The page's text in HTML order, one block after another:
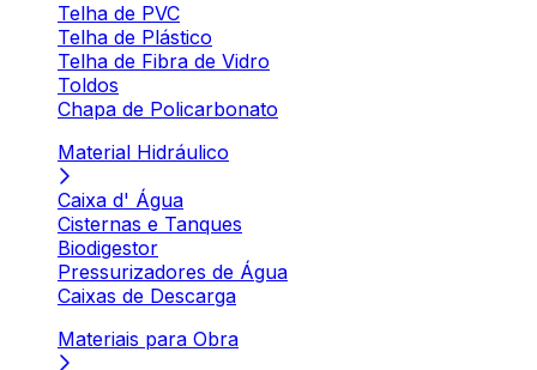
Telha de PVC
Telha de Plástico
Telha de Fibra de Vidro
Toldos
Chapa de Policarbonato
Material Hidráulico
Caixa d' Água
Cisternas e Tanques
Biodigestor
Pressurizadores de Água
Caixas de Descarga
Materiais para Obra